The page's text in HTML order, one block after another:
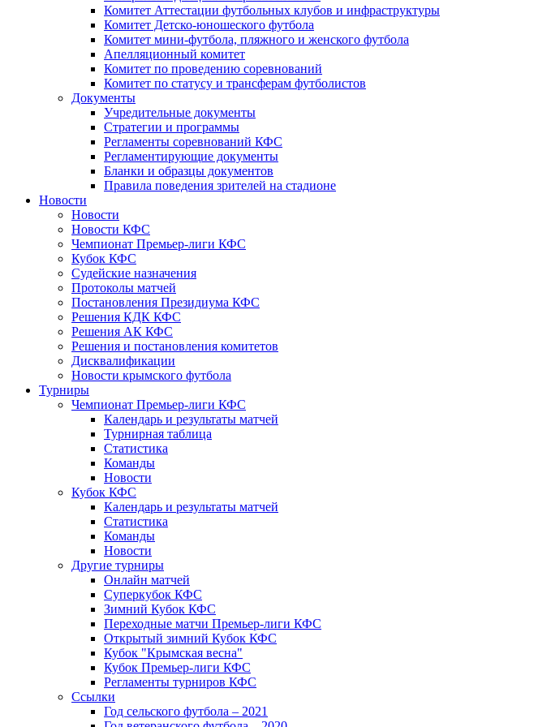
Комитет Аттестации футбольных клубов и инфраструктуры
Комитет Детско-юношеского футбола
Комитет мини-футбола, пляжного и женского футбола
Апелляционный комитет
Комитет по проведению соревнований
Комитет по статусу и трансферам футболистов
Документы
Учредительные документы
Стратегии и программы
Регламенты соревнований КФС
Регламентирующие документы
Бланки и образцы документов
Правила поведения зрителей на стадионе
Новости
Новости
Новости КФС
Чемпионат Премьер-лиги КФС
Кубок КФС
Судейские назначения
Протоколы матчей
Постановления Президиума КФС
Решения КДК КФС
Решения АК КФС
Решения и постановления комитетов
Дисквалификации
Новости крымского футбола
Турниры
Чемпионат Премьер-лиги КФС
Календарь и результаты матчей
Турнирная таблица
Статистика
Команды
Новости
Кубок КФС
Календарь и результаты матчей
Статистика
Команды
Новости
Другие турниры
Онлайн матчей
Суперкубок КФС
Зимний Кубок КФС
Переходные матчи Премьер-лиги КФС
Открытый зимний Кубок КФС
Кубок "Крымская весна"
Кубок Премьер-лиги КФС
Регламенты турниров КФС
Ссылки
Год сельского футбола – 2021